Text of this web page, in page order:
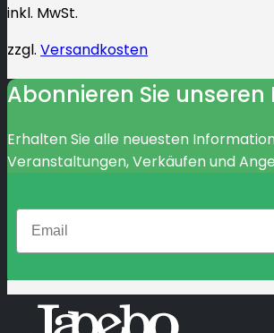
inkl. MwSt.
zzgl. Versandkosten
Abonnieren Sie
Erhalten Sie alle neuesten
Veranstaltungen, Verkäufen und